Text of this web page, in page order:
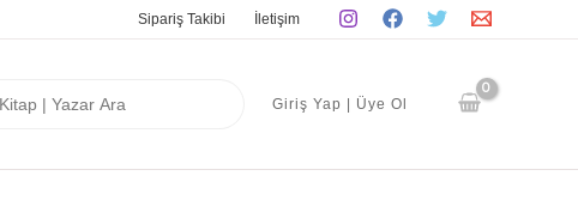
Sipariş Takibi İletişim
Giriş Yap | Üye Ol